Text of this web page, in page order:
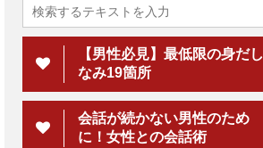
【男性必見】最低限の身だし
なみ19箇所
会話が続かない男性のため
に！女性との会話術